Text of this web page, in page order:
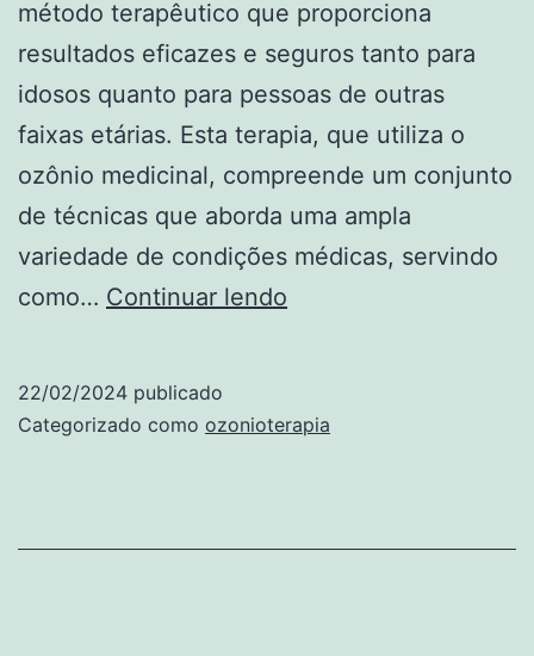
método terapêutico que proporciona
resultados eficazes e seguros tanto para
idosos quanto para pessoas de outras
faixas etárias. Esta terapia, que utiliza o
ozônio medicinal, compreende um conjunto
de técnicas que aborda uma ampla
variedade de condições médicas, servindo
como… Continuar lendo
ozonioterapia
22/02/2024 publicado
Categorizado como ozonioterapia